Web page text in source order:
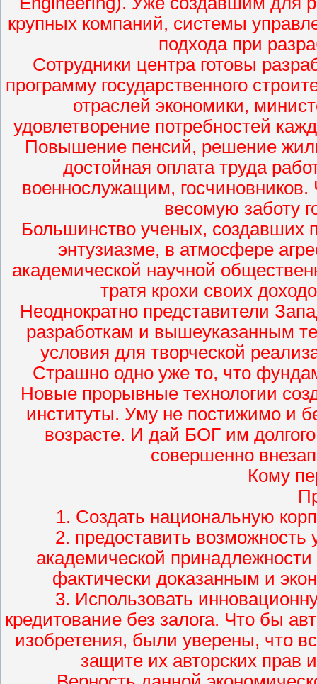
крупных компаний, системы
подхода при
Сотрудники центра готовы
программу государственного
отраслей экономики,
удовлетворение потребностей
Повышение пенсий, решение
достойная оплата труда
военнослужащим,
весомую заботу
Большинство ученых, создавших
энтузиазме, в атмосфере
академической научной
тратя крохи своих
Неоднократно представители
разработкам и вышеуказанным
условия для творческой
Страшно одно уже то, что
Новые прорывные технологии
институты. Уму не постижимо и
возрасте. И дай БОГ им
совершенно
Кому
1. Создать национальную
2. предоставить
академической
фактически доказанным и
3. Использовать
кредитование без залога. Что бы
изобретения, были уверены, что
защите их авторских прав